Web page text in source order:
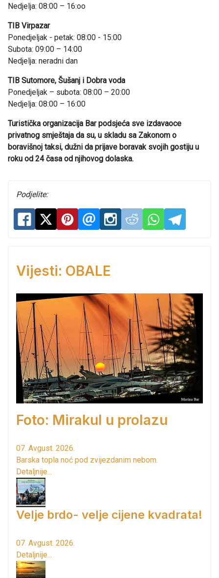
Nedjelja: 08:00 – 16:oo
TIB Virpazar
Ponedjeljak - petak: 08:00 - 15:00
Subota: 09:00 – 14:00
Nedjelja: neradni dan
TIB Sutomore, Šušanj i Dobra voda
Ponedjeljak – subota: 08:00 – 20:00
Nedjelja: 08:00 – 16:00
Turistička organizacija Bar podsjeća sve izdavaoce
privatnog smještaja da su, u skladu sa Zakonom o
boravišnoj taksi, dužni da prijave boravak svojih gostiju u
roku od 24 časa od njihovog dolaska.
Podjelite:
Vijesti: OBALE
Foto: Mirakul u prolazu
07. Avgust. 2026.
Barska topla noć pod zvijezdanim nebom.
Detaljnije...
Velje brdo- velje cijene kvadrata!
07. Avgust. 2026.
Detaljnije...